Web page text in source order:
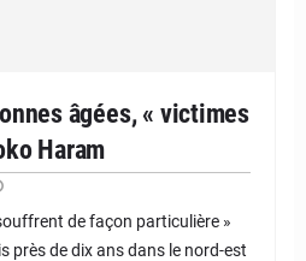
âgées, « victimes
Haram
de façon particulière »
près de dix ans dans le nord-est